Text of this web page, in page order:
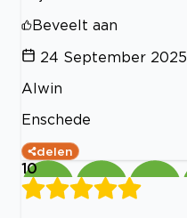
Beveelt aan
24 September 2025
Alwin
Enschede
delen
10